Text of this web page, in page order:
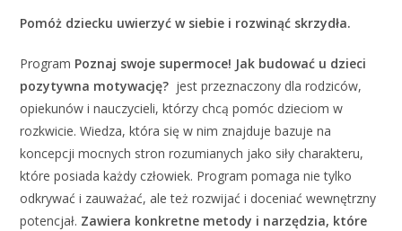
Pomóż dziecku uwierzyć w siebie i rozwinąć skrzydła.
Program Poznaj swoje supermoce! Jak budować u dzieci
pozytywna motywację? jest przeznaczony dla rodziców,
opiekunów i nauczycieli, którzy chcą pomóc dzieciom w
rozkwicie. Wiedza, która się w nim znajduje bazuje na
koncepcji mocnych stron rozumianych jako siły charakteru,
które posiada każdy człowiek. Program pomaga nie tylko
odkrywać i zauważać, ale też rozwijać i doceniać wewnętrzny
potencjał. Zawiera konkretne metody i narzędzia, które